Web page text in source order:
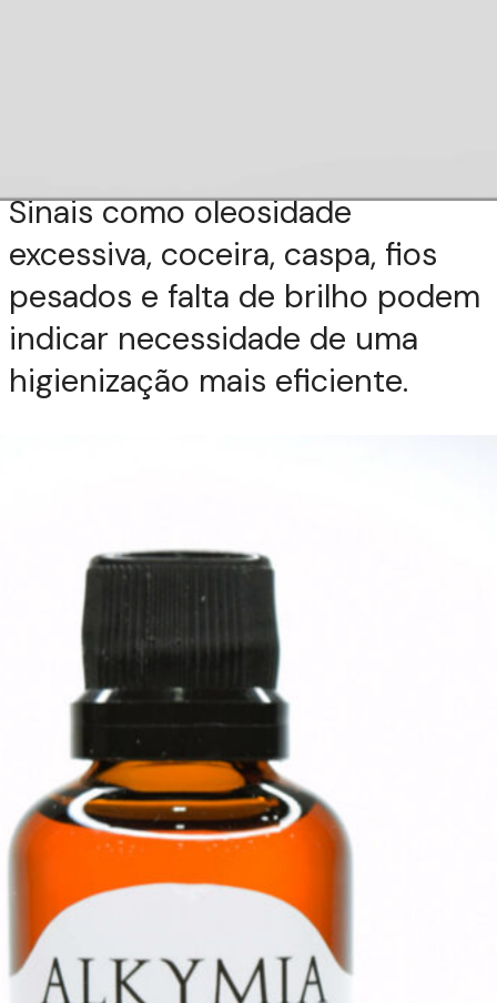
Sinais como oleosidade
excessiva, coceira, caspa, fios
pesados e falta de brilho podem
indicar necessidade de uma
higienização mais eficiente.
o cabelo?
Alguns podem ser agressivos.
Por isso, o ideal é optar por uma
limpeza fisiológica que remova
resíduos de forma equilibrada,
sem excesso.
5. Qual a função do
BBtox Polisher